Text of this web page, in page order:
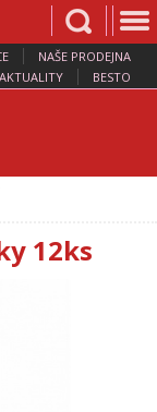
NAŠE PRODEJNA
AKTUALITY BESTO
12ks